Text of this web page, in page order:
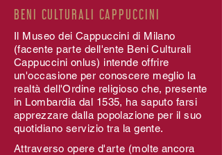
BENI CULTURALI CAPPUCCINI
Il Museo dei Cappuccini di Milano
(facente parte dell'ente Beni Culturali
Cappuccini onlus) intende offrire
un'occasione per conoscere meglio la
realtà dell'Ordine religioso che, presente
in Lombardia dal 1535, ha saputo farsi
apprezzare dalla popolazione per il suo
quotidiano servizio tra la gente.
Attraverso opere d'arte (molte ancora